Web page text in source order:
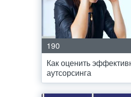
190
Как оценить
аутсорсинга